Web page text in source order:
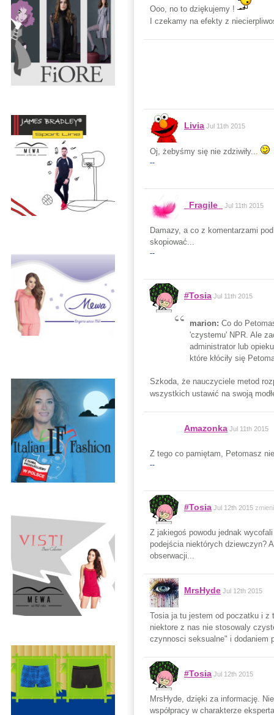
Ooo, no to dziękujemy !
I czekamy na efekty z
Livia Jul 11th 2015
Oj, żebyśmy się nie zdziwiły...
--
_Fragile_ Jul 11th 2015
Damazy, a co z komentarzami
skopiować...
--
#Tosia Jul 11th 2015
marion: Co do
'czystemu' NPR. Ale
administrator lub
które kłóciły się
Szkoda, że nauczyciele metod
wszystkich ustawić na swoją
Amazonka Jul 11th 2015
Z tego co pamiętam, Petomasz
--
#Tosia Jul 12th 2015
Z jakiegoś powodu jednak
podejścia niektórych dziewczyn?
obserwacji...
MrsHyde Jul 12th 2015
Tosia ja tu jestem od poczatku i z
niektore z nas nie stosowaly
czynnosci seksualne" i dodaniem
#Tosia Jul 12th 2015
MrsHyde, dzięki za informację.
współpracy w charakterze